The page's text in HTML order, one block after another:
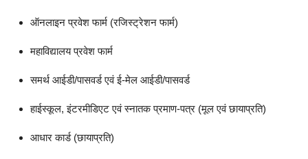
ऑनलाइन प्रवेश फार्म (रजिस्ट्रेशन फार्म)
महाविद्यालय प्रवेश फार्म
समर्थ आईडी/पासवर्ड एवं ई-मेल आईडी/पासवर्ड
हाईस्कूल, इंटरमीडिएट एवं स्नातक प्रमाण-पत्र (मूल एवं छायाप्रति)
आधार कार्ड (छायाप्रति)